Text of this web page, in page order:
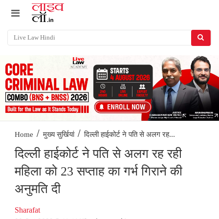
Home / मुख्य सुर्खियां / दिल्ली हाईकोर्ट ने पति से अलग रह...
दिल्ली हाईकोर्ट ने पति से अलग रह रही
महिला को 23 सप्ताह का गर्भ गिराने की
अनुमति दी
Sharafat